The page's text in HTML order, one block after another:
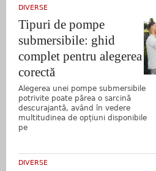
DIVERSE
Tipuri de pompe
submersibile: ghid
complet pentru alegerea
corectă
Alegerea unei pompe submersibile
potrivite poate părea o sarcină
descurajantă, având în vedere
multitudinea de opțiuni disponibile
pe
DIVERSE